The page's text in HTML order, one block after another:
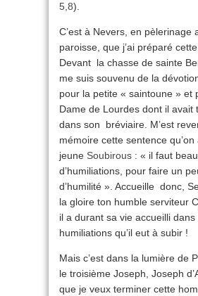
5,8).
C’est à Nevers, en pèlerinage
paroisse, que j’ai préparé
Devant la chasse de sainte
me suis souvenu de la
pour la petite « saintoune » et
Dame de Lourdes dont il avait
dans son bréviaire. M’est
mémoire cette sentence
jeune Soubirous : « il faut
d’humiliations, pour faire un
d’humilité ». Accueille donc,
la gloire ton humble serviteur
il a durant sa vie accueilli dans
humiliations qu’il eut à subir !
Mais c’est dans la lumière de
le troisième Joseph, Joseph
que je veux terminer cette